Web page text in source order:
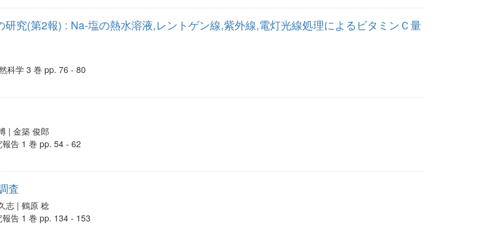
究(第2報) : Na-塩の熱水溶液,レントゲン線,紫外線,電灯光線処理によるビタミンＣ量
科学 3 巻 pp. 76 - 80
| 金築 俊郎
告 1 巻 pp. 54 - 62
査
志 | 鶴原 稔
告 1 巻 pp. 134 - 153